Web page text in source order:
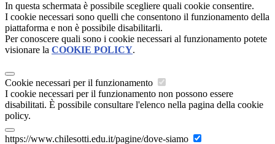
In questa schermata è possibile scegliere quali cookie consentire.
I cookie necessari sono quelli che consentono il funzionamento della
piattaforma e non è possibile disabilitarli.
Per conoscere quali sono i cookie necessari al funzionamento potete
visionare la COOKIE POLICY.
Cookie necessari per il funzionamento
I cookie necessari per il funzionamento non possono essere
disabilitati. È possibile consultare l'elenco nella pagina della cookie
policy.
https://www.chilesotti.edu.it/pagine/dove-siamo